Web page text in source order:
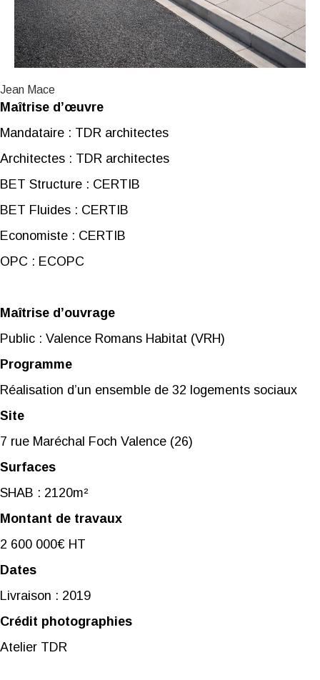
Jean Mace
Maîtrise d’œuvre
Mandataire : TDR architectes
Architectes : TDR architectes
BET Structure : CERTIB
BET Fluides : CERTIB
Economiste : CERTIB
OPC : ECOPC
Maîtrise d’ouvrage
Public : Valence Romans Habitat (VRH)
Programme
Réalisation d’un ensemble de 32 logements sociaux
Site
7 rue Maréchal Foch Valence (26)
Surfaces
SHAB : 2120m²
Montant de travaux
2 600 000€ HT
Dates
Livraison : 2019
Crédit photographies
Atelier TDR